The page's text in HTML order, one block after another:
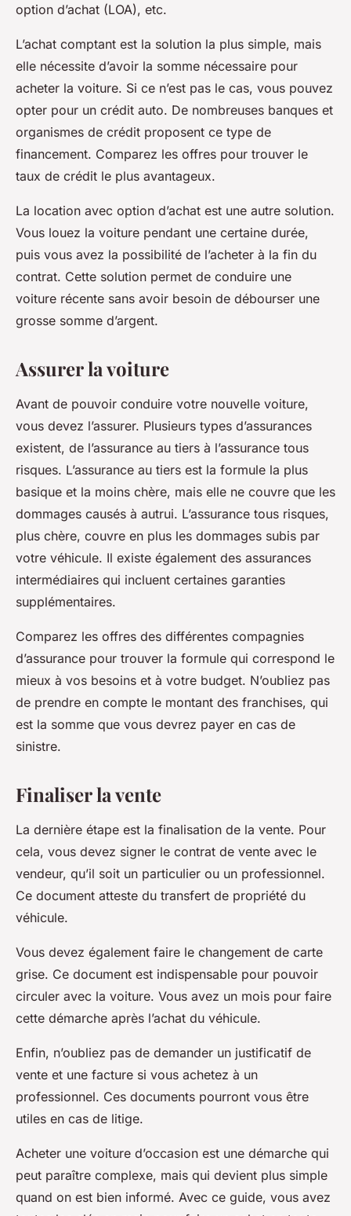
option d’achat (LOA), etc.
L’achat comptant est la solution la plus simple, mais
elle nécessite d’avoir la somme nécessaire pour
acheter la voiture. Si ce n’est pas le cas, vous pouvez
opter pour un crédit auto. De nombreuses banques et
organismes de crédit proposent ce type de
financement. Comparez les offres pour trouver le
taux de crédit le plus avantageux.
La location avec option d’achat est une autre solution.
Vous louez la voiture pendant une certaine durée,
puis vous avez la possibilité de l’acheter à la fin du
contrat. Cette solution permet de conduire une
voiture récente sans avoir besoin de débourser une
grosse somme d’argent.
Assurer la voiture
Avant de pouvoir conduire votre nouvelle voiture,
vous devez l’assurer. Plusieurs types d’assurances
existent, de l’assurance au tiers à l’assurance tous
risques. L’assurance au tiers est la formule la plus
basique et la moins chère, mais elle ne couvre que les
dommages causés à autrui. L’assurance tous risques,
plus chère, couvre en plus les dommages subis par
votre véhicule. Il existe également des assurances
intermédiaires qui incluent certaines garanties
supplémentaires.
Comparez les offres des différentes compagnies
d’assurance pour trouver la formule qui correspond le
mieux à vos besoins et à votre budget. N’oubliez pas
de prendre en compte le montant des franchises, qui
est la somme que vous devrez payer en cas de
sinistre.
Finaliser la vente
La dernière étape est la finalisation de la vente. Pour
cela, vous devez signer le contrat de vente avec le
vendeur, qu’il soit un particulier ou un professionnel.
Ce document atteste du transfert de propriété du
véhicule.
Vous devez également faire le changement de carte
grise. Ce document est indispensable pour pouvoir
circuler avec la voiture. Vous avez un mois pour faire
cette démarche après l’achat du véhicule.
Enfin, n’oubliez pas de demander un justificatif de
vente et une facture si vous achetez à un
professionnel. Ces documents pourront vous être
utiles en cas de litige.
Acheter une voiture d’occasion est une démarche qui
peut paraître complexe, mais qui devient plus simple
quand on est bien informé. Avec ce guide, vous avez